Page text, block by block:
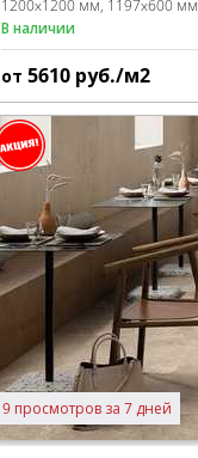
1200x1200 мм 1197x600 мм
В наличии
от 5610 руб./м2
9 просмотров за 7 дней